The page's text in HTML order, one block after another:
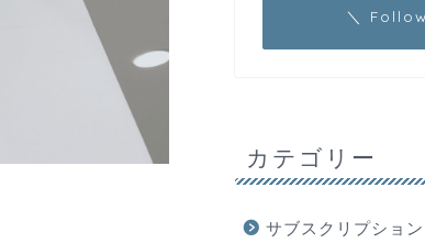
＼
カテゴリー
サブスクリプション